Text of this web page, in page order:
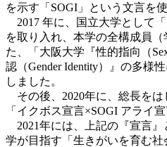
を示す「SOGI」という文言を
2017 年に、国立大学として
を取り入れ、本学の全構成員
た、「大阪大学『性的指向（
認（Gender Identity）』の多様
しました。
その後、2020年に、総長をは
「イクボス宣言×SOGI アライ
2021年には、上記の『宣言
学が目指す「生きがいを育む社